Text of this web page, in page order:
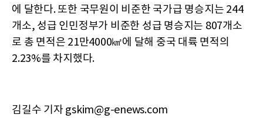
에 달한다. 또한 국무원이 비준한 국가급 명승지는 244
개소, 성급 인민정부가 비준한 성급 명승지는 807개소
로 총 면적은 21만4000㎢에 달해 중국 대륙 면적의
2.23%를 차지했다.
김길수 기자 gskim@g-enews.com